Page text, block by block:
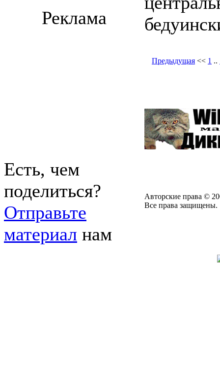
Предыдущая << 1 ..
Реклама
Есть, чем
поделиться?
Отправьте
материал нам
Авторские права ©
Все права защищены.